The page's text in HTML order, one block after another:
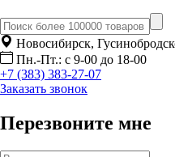
Новосибирск,
Пн.-Пт.: с 9-00 до 18-00
+7 (383) 383-27-07
Заказать звонок
Перезвоните мне